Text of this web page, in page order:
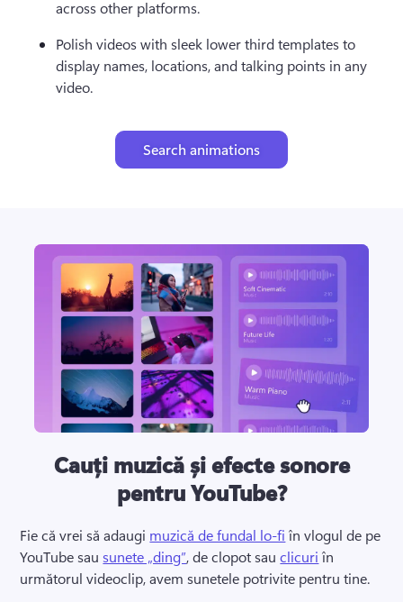
across other platforms.
Polish videos with sleek lower third templates to
display names, locations, and talking points in any
video.
Search animations
Cauți muzică și efecte sonore
pentru YouTube?
Fie că vrei să adaugi muzică de fundal lo-fi în vlogul de pe
YouTube sau sunete „ding”, de clopot sau clicuri în
următorul videoclip, avem sunetele potrivite pentru tine.